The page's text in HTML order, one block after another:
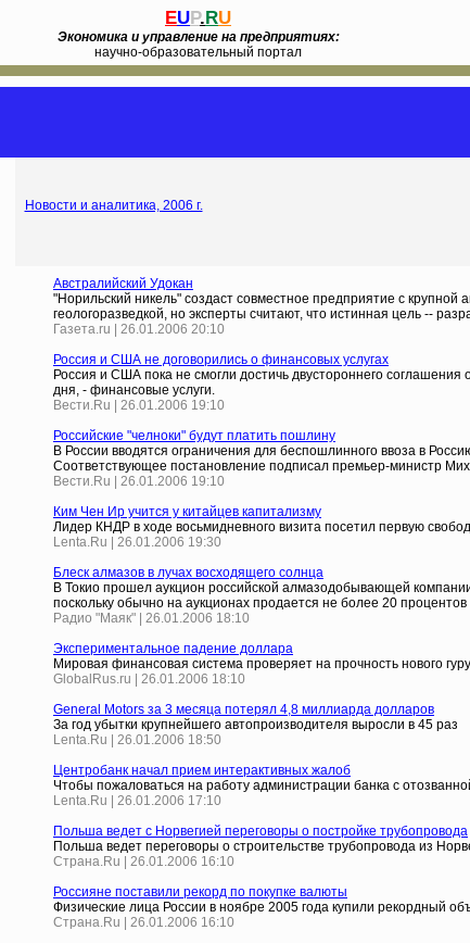
EUP.RU
Экономика и управление на предприятиях:
научно-образовательный портал
Новости и аналитика, 2006 г.
Австралийский Удокан
"Норильский никель" создаст совместное предприятие с
геологоразведкой, но эксперты считают, что истинная цель --
Газета.ru | 26.01.2006 20:10
Россия и США не договорились о финансовых услугах
Россия и США пока не смогли достичь двустороннего
дня, - финансовые услуги.
Вести.Ru | 26.01.2006 19:10
Российские "челноки" будут платить пошлину
В России вводятся ограничения для беспошлинного ввоза в
Соответствующее постановление подписал премьер-министр
Вести.Ru | 26.01.2006 19:10
Ким Чен Ир учится у китайцев капитализму
Лидер КНДР в ходе восьмидневного визита посетил первую
Lenta.Ru | 26.01.2006 19:30
Блеск алмазов в лучах восходящего солнца
В Токио прошел аукцион российской алмазодобывающей
поскольку обычно на аукционах продается не более 20
Радио "Маяк" | 26.01.2006 18:10
Экспериментальное падение доллара
Мировая финансовая система проверяет на прочность нового гуру
GlobalRus.ru | 26.01.2006 18:10
General Motors за 3 месяца потерял 4,8 миллиарда долларов
За год убытки крупнейшего автопроизводителя выросли в 45 раз
Lenta.Ru | 26.01.2006 18:50
Центробанк начал прием интерактивных жалоб
Чтобы пожаловаться на работу администрации банка с
Lenta.Ru | 26.01.2006 17:10
Польша ведет с Норвегией переговоры о постройке трубопровода
Польша ведет переговоры о строительстве трубопровода из
Страна.Ru | 26.01.2006 16:10
Россияне поставили рекорд по покупке валюты
Физические лица России в ноябре 2005 года купили рекордный
Страна.Ru | 26.01.2006 16:10